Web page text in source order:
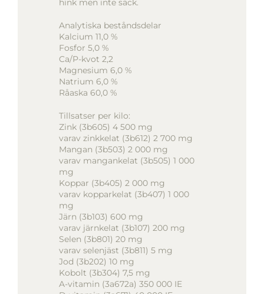
hink men inte säck.
Analytiska beståndsdelar
Kalcium 11,0 %
Fosfor 5,0 %
Ca/P-kvot 2,2
Magnesium 6,0 %
Natrium 6,0 %
Råaska 60,0 %
Tillsatser per kilo:
Zink (3b605) 4 500 mg
varav zinkkelat (3b612) 2 700 mg
Mangan (3b503) 2 000 mg
varav mangankelat (3b505) 1 000
mg
Koppar (3b405) 2 000 mg
varav kopparkelat (3b407) 1 000
mg
Järn (3b103) 600 mg
varav järnkelat (3b107) 200 mg
Selen (3b801) 20 mg
varav selenjäst (3b811) 5 mg
Jod (3b202) 10 mg
Kobolt (3b304) 7,5 mg
A-vitamin (3a672a) 350 000 IE